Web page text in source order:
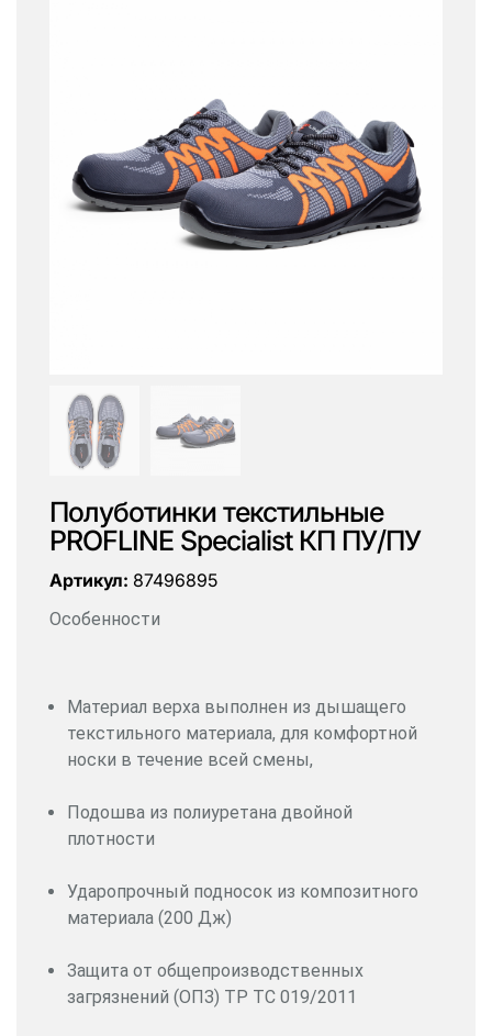
Полуботинки текстильные
PROFLINE Specialist КП ПУ/ПУ
Артикул: 87496895
Особенности
Материал верха выполнен из дышащего
текстильного материала, для комфортной
носки в течение всей смены,
Подошва из полиуретана двойной
плотности
Ударопрочный подносок из композитного
материала (200 Дж)
Защита от общепроизводственных
загрязнений (ОПЗ) ТР ТС 019/2011